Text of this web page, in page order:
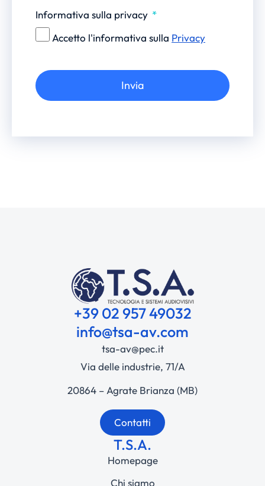
Informativa sulla privacy
Accetto l'informativa sulla Privacy
Invia
+39 02 957 49032
info@tsa-av.com
tsa-av@pec.it
Via delle industrie, 71/A
20864 – Agrate Brianza (MB)
Contatti
T.S.A.
Homepage
Chi siamo